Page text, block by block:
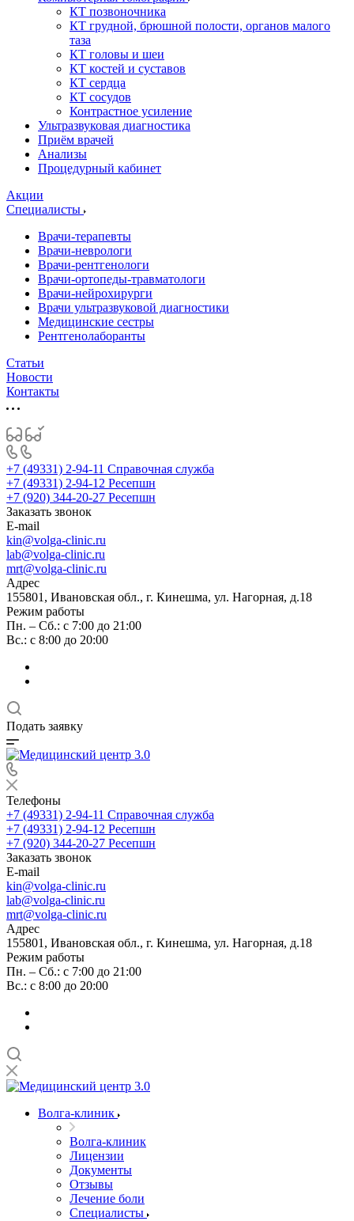
КТ позвоночника
КТ грудной, брюшной полости, органов малого
таза
КТ головы и шеи
КТ костей и суставов
КТ сердца
КТ сосудов
Контрастное усиление
Ультразвуковая диагностика
Приём врачей
Анализы
Процедурный кабинет
Акции
Специалисты
Врачи-терапевты
Врачи-неврологи
Врачи-рентгенологи
Врачи-ортопеды-травматологи
Врачи-нейрохирурги
Врачи ультразвуковой диагностики
Медицинские сестры
Рентгенолаборанты
Статьи
Новости
Контакты
+7 (49331) 2-94-11 Справочная служба
+7 (49331) 2-94-12 Ресепшн
+7 (920) 344-20-27 Ресепшн
Заказать звонок
E-mail
kin@volga-clinic.ru
lab@volga-clinic.ru
mrt@volga-clinic.ru
Адрес
155801, Ивановская обл., г. Кинешма, ул. Нагорная, д.18
Режим работы
Пн. – Сб.: с 7:00 до 21:00
Вс.: с 8:00 до 20:00
Подать заявку
Телефоны
+7 (49331) 2-94-11 Справочная служба
+7 (49331) 2-94-12 Ресепшн
+7 (920) 344-20-27 Ресепшн
Заказать звонок
E-mail
kin@volga-clinic.ru
lab@volga-clinic.ru
mrt@volga-clinic.ru
Адрес
155801, Ивановская обл., г. Кинешма, ул. Нагорная, д.18
Режим работы
Пн. – Сб.: с 7:00 до 21:00
Вс.: с 8:00 до 20:00
Волга-клиник
Волга-клиник
Лицензии
Документы
Отзывы
Лечение боли
Специалисты